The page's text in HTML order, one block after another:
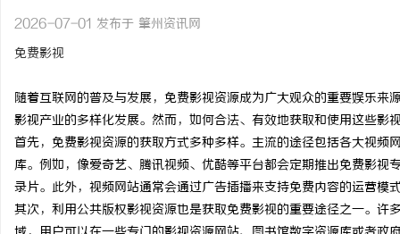
2026-07-01 发布于 肇州资讯网
免费影视
随着互联网的普及与发展，免费影视资源成为广大观众的重要娱乐
影视产业的多样化发展。然而，如何合法、有效地获取和使用这些影
首先，免费影视资源的获取方式多种多样。主流的途径包括各大视
库。例如，像爱奇艺、腾讯视频、优酷等平台都会定期推出免费影
录片。此外，视频网站通常会通过广告插播来支持免费内容的运营模
其次，利用公共版权影视资源也是获取免费影视的重要途径之一。